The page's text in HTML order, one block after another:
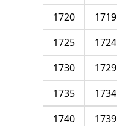
1719
1720
1724
1725
1729
1730
1734
1735
1739
1740